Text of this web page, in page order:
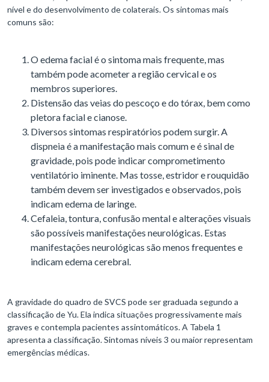
nível e do desenvolvimento de colaterais. Os sintomas mais
comuns são:
O edema facial é o sintoma mais frequente, mas
também pode acometer a região cervical e os
membros superiores.
Distensão das veias do pescoço e do tórax, bem como
pletora facial e cianose.
Diversos sintomas respiratórios podem surgir. A
dispneia é a manifestação mais comum e é sinal de
gravidade, pois pode indicar comprometimento
ventilatório iminente. Mas tosse, estridor e rouquidão
também devem ser investigados e observados, pois
indicam edema de laringe.
Cefaleia, tontura, confusão mental e alterações visuais
são possíveis manifestações neurológicas. Estas
manifestações neurológicas são menos frequentes e
indicam edema cerebral.
A gravidade do quadro de SVCS pode ser graduada segundo a
classificação de Yu. Ela indica situações progressivamente mais
graves e contempla pacientes assintomáticos. A Tabela 1
apresenta a classificação. Sintomas níveis 3 ou maior representam
emergências médicas.